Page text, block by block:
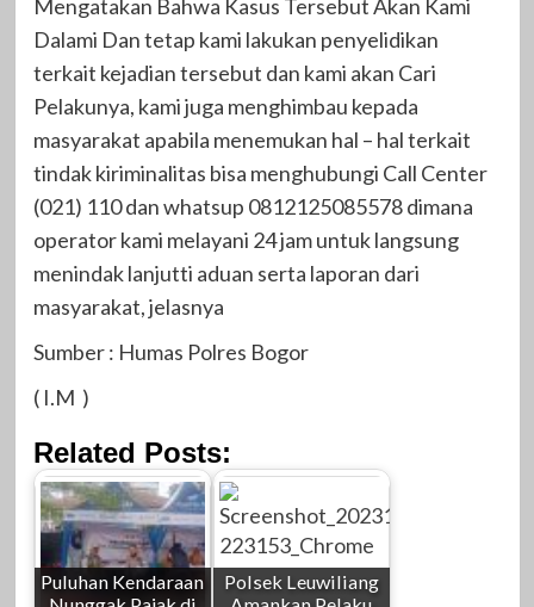
Mengatakan Bahwa Kasus Tersebut Akan Kami
Dalami Dan tetap kami lakukan penyelidikan
terkait kejadian tersebut dan kami akan Cari
Pelakunya, kami juga menghimbau kepada
masyarakat apabila menemukan hal – hal terkait
tindak kiriminalitas bisa menghubungi Call Center
(021) 110 dan whatsup 0812125085578 dimana
operator kami melayani 24 jam untuk langsung
menindak lanjutti aduan serta laporan dari
masyarakat, jelasnya
Sumber : Humas Polres Bogor
( I.M )
Related Posts:
Puluhan Kendaraan
Polsek Leuwiliang